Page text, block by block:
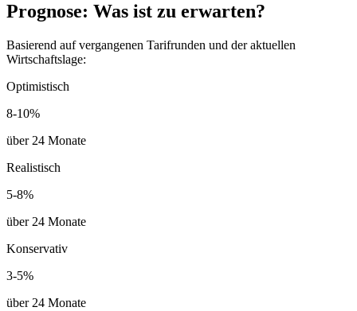
Prognose: Was ist zu erwarten?
Basierend auf vergangenen Tarifrunden und der aktuellen
Wirtschaftslage:
Optimistisch
8-10%
über 24 Monate
Realistisch
5-8%
über 24 Monate
Konservativ
3-5%
über 24 Monate